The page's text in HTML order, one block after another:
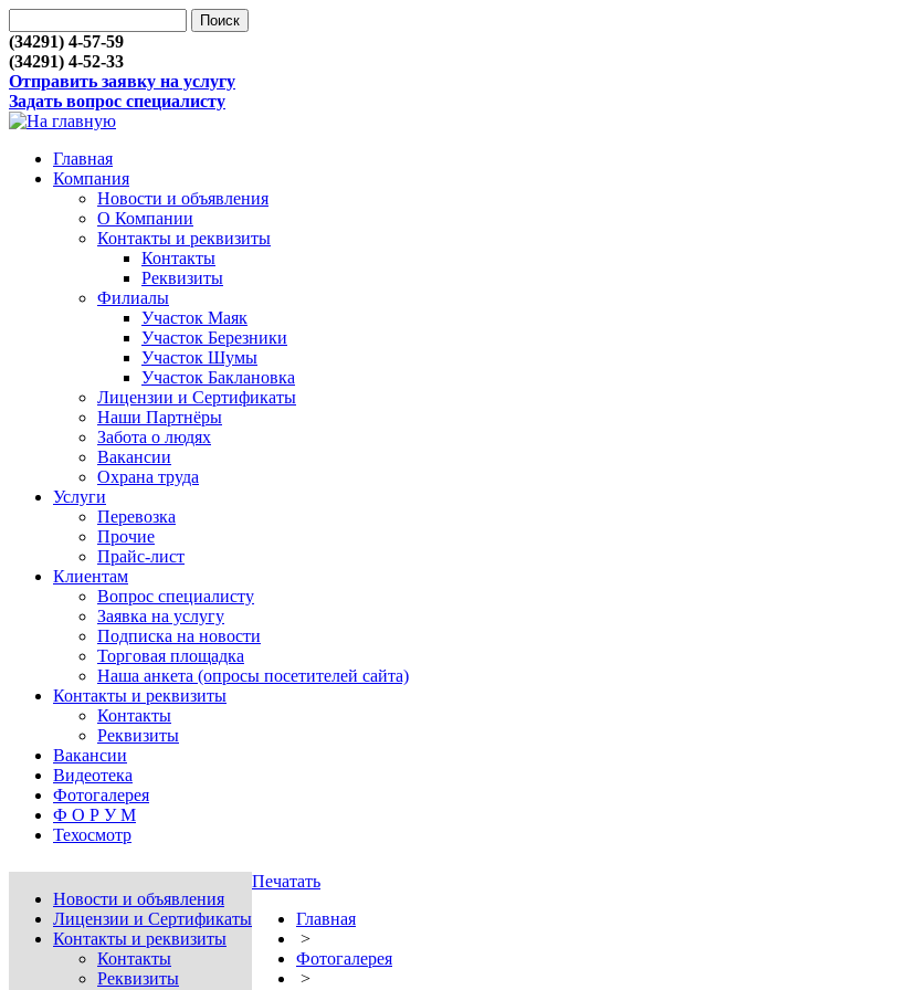
(34291) 4-57-59
(34291) 4-52-33
Отправить заявку на услугу
Задать вопрос специалисту
Главная
Компания
Новости и объявления
О Компании
Контакты и реквизиты
Контакты
Реквизиты
Филиалы
Участок Маяк
Участок Березники
Участок Шумы
Участок Баклановка
Лицензии и Сертификаты
Наши Партнёры
Забота о людях
Вакансии
Охрана труда
Услуги
Перевозка
Прочие
Прайс-лист
Клиентам
Вопрос специалисту
Заявка на услугу
Подписка на новости
Торговая площадка
Наша анкета (опросы посетителей сайта)
Контакты и реквизиты
Контакты
Реквизиты
Вакансии
Видеотека
Фотогалерея
Ф О Р У М
Техосмотр
Новости и объявления
Лицензии и Сертификаты
Контакты и реквизиты
Контакты
Реквизиты
Печатать
Главная
>
Фотогалерея
>